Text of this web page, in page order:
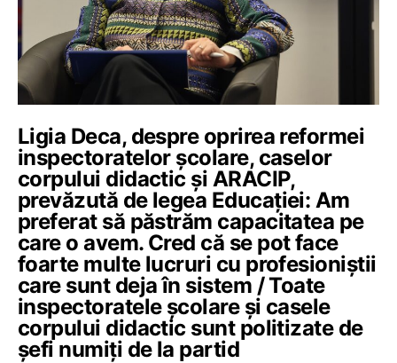
Ligia Deca, despre oprirea reformei
inspectoratelor școlare, caselor
corpului didactic și ARACIP,
prevăzută de legea Educației: Am
preferat să păstrăm capacitatea pe
care o avem. Cred că se pot face
foarte multe lucruri cu profesioniștii
care sunt deja în sistem / Toate
inspectoratele școlare și casele
corpului didactic sunt politizate de
șefi numiți de la partid